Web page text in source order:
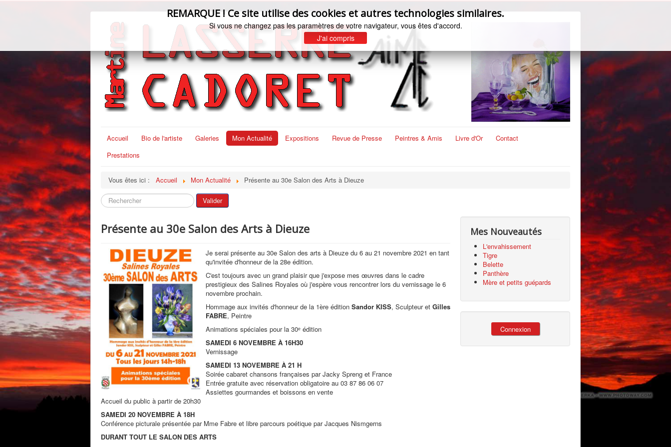
Accueil Bio de l'artiste Galeries Mon Actualité Expositions Revue de Presse Peintres & Amis Livre d'Or
Contact
Prestations
Vous êtes ici : Accueil Mon Actualité Présente au 30e Salon des Arts à Dieuze
REMARQUE ! Ce site utilise des cookies et autres technologies similaires.
Si vous ne changez pas les paramètres de votre navigateur, vous êtes d'accord.
J'ai compris
Rechercher Valider
Présente au 30e Salon des Arts à Dieuze
Je serai présente au 30e Salon des arts à Dieuze du 6 au 21 novembre 2021 en tant
qu'invitée d'honneur de la 28e édition.
C'est toujours avec un grand plaisir que j'expose mes œuvres dans le cadre
prestigieux des Salines Royales où j'espère vous rencontrer lors du vernissage le 6
novembre prochain.
Hommage aux invités d'honneur de la 1ère édition Sandor KISS, Sculpteur et Gilles
FABRE, Peintre
Animations spéciales pour la 30ᵉ édition
SAMEDI 6 NOVEMBRE À 16H30
Vernissage
SAMEDI 13 NOVEMBRE À 21 H
Soirée cabaret chansons françaises par Jacky Spreng et France
Entrée gratuite avec réservation obligatoire au 03 87 86 06 07
Assiettes gourmandes et boissons en vente
Accueil du public à partir de 20h30
SAMEDI 20 NOVEMBRE À 18H
Conférence picturale présentée par Mme Fabre et libre parcours poétique par Jacques Nismgerns
DURANT TOUT LE SALON DES ARTS
Mes Nouveautés
L'envahissement
Tigre
Belette
Panthère
Mère et petits guépards
Connexion